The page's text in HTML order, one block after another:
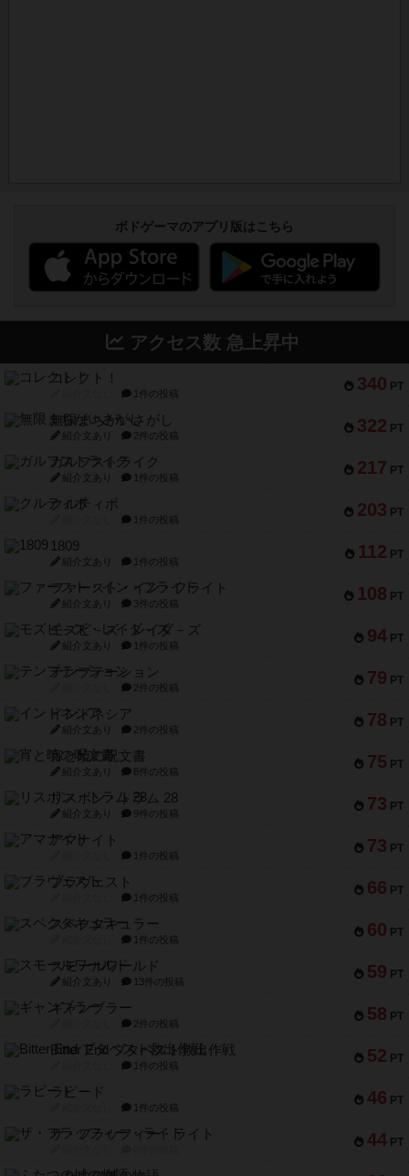
ボドゲーマのアプリ版はこちら
アクセス数 急上昇中
340 PT
コレクト！
1件の投稿
322 PT
無限まちがいさがし
紹介文あり 2件の投稿
217 PT
ガルフストライク
紹介文あり 1件の投稿
203 PT
クルティボ
1件の投稿
112 PT
1809
紹介文あり 1件の投稿
108 PT
ファースト・イン・フライト
紹介文あり 3件の投稿
94 PT
モズビ－ズ・レイダ－ズ
紹介文あり 1件の投稿
79 PT
テンプテーション
2件の投稿
78 PT
インドネシア
紹介文あり 2件の投稿
75 PT
宵と暁の呪文書
紹介文あり 8件の投稿
73 PT
リスボン・トラム 28
紹介文あり 9件の投稿
73 PT
アマナイト
1件の投稿
66 PT
ブラヴェスト
1件の投稿
60 PT
スペクタキュラー
1件の投稿
59 PT
スモールワールド
紹介文あり 13件の投稿
58 PT
ギャンブラー
2件の投稿
52 PT
Bitter End ブタペスト救出作戦
1件の投稿
46 PT
ラピード
1件の投稿
44 PT
ザ・フラッフィー・ライト